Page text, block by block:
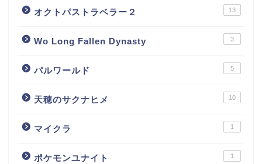
オクトパストラベラー２ 13
Wo Long Fallen Dynasty 3
パルワールド 5
天穂のサクナヒメ 10
マイクラ 1
ポケモンユナイト 1